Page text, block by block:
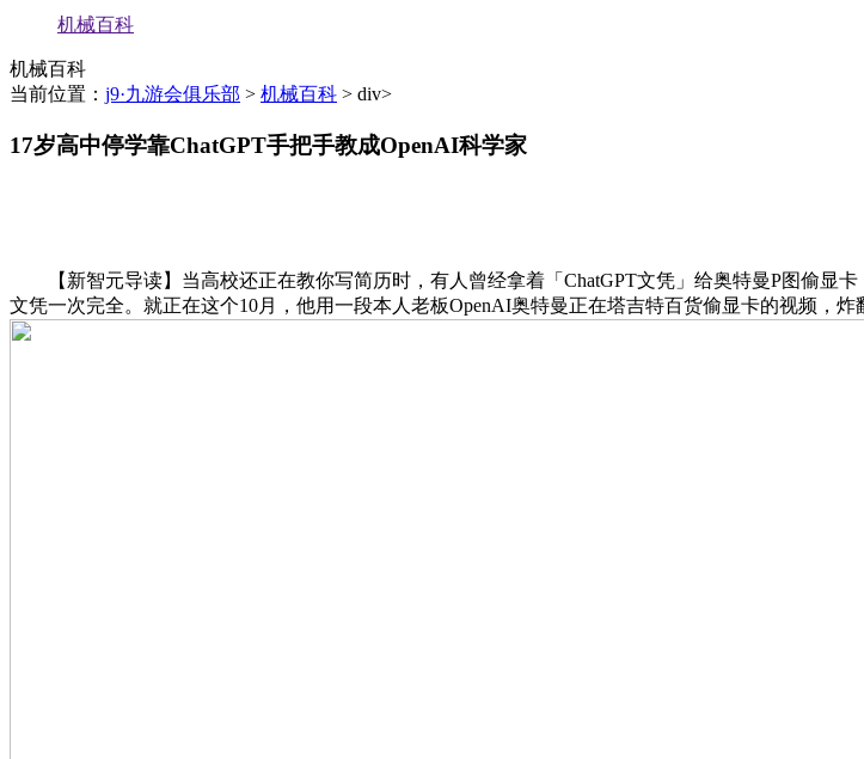
机械百科
机械百科
当前位置： j9·九游会俱乐部 > 机械百科 > div>
17岁高中停学靠ChatGPT手把手教成OpenAI科学家
【新智元导读】当高校还正在教你写简历时，有人曾经拿着「ChatGPT文凭」给奥特曼P图偷显
文凭一次完全。就正在这个10月，他用一段本人老板OpenAI奥特曼正在塔吉特百货偷显卡的视频，炸